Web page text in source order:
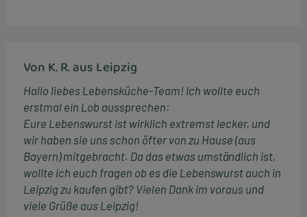
Von K. R. aus Leipzig
Hallo liebes Lebensküche-Team! Ich wollte euch
erstmal ein Lob aussprechen:
Eure Lebenswurst ist wirklich extremst lecker, und
wir haben sie uns schon öfter von zu Hause (aus
Bayern) mitgebracht. Da das etwas umständlich ist,
wollte ich euch fragen ob es die Lebenswurst auch in
Leipzig zu kaufen gibt? Vielen Dank im voraus und
viele Grüße aus Leipzig!